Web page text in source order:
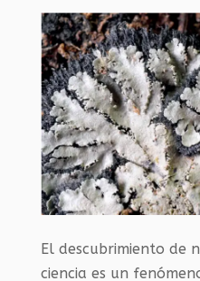
El descubrimiento de
ciencia es un